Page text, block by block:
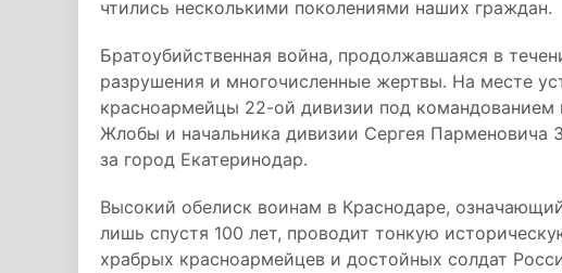
чтились несколькими поколениями наших граждан.
Братоубийственная война, продолжавшаяся в
разрушения и многочисленные жертвы. На месте
красноармейцы 22-ой дивизии под
Жлобы и начальника дивизии Сергея Парменовича
за город Екатеринодар.
Высокий обелиск воинам в Краснодаре,
лишь спустя 100 лет, проводит тонкую
храбрых красноармейцев и достойных солдат